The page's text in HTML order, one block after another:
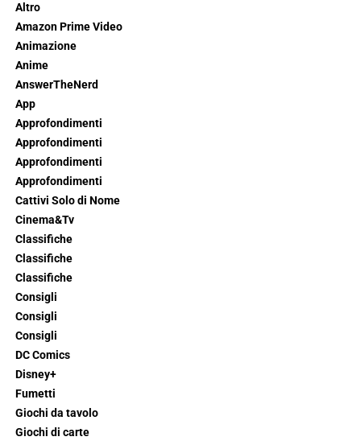
Altro
Amazon Prime Video
Animazione
Anime
AnswerTheNerd
App
Approfondimenti
Approfondimenti
Approfondimenti
Approfondimenti
Cattivi Solo di Nome
Cinema&Tv
Classifiche
Classifiche
Classifiche
Consigli
Consigli
Consigli
DC Comics
Disney+
Fumetti
Giochi da tavolo
Giochi di carte